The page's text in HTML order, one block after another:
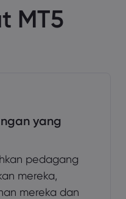
MT5
yang
pedagang
mereka,
mereka dan